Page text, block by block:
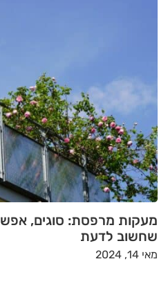
מעקות מרפסת: סוגים,
שחשוב לדעת
מאי 14, 2024